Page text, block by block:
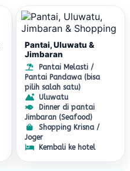
Pantai, Uluwatu &
Jimbaran
Pantai Melasti /
Pantai Pandawa (bisa
pilih salah satu)
Uluwatu
Dinner di pantai
Jimbaran (Seafood)
Shopping Krisna /
Joger
Kembali ke hotel